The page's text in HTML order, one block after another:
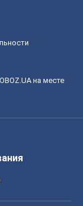
на месте